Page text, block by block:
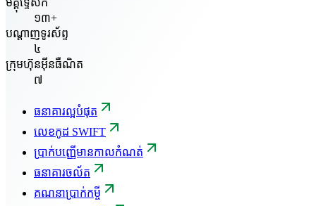
១៣+
បណ្តាញទូរស័ព្ទ
៤
ក្រុមហ៊ុនអ៊ីនធឺណិត
៧
ធនាគារល្អបំផុត
លេខកូដ SWIFT
ប្រាក់បញ្ញើមានកាលកំណត់
ធនាគារចល័ត
គណនាប្រាក់កម្ចី